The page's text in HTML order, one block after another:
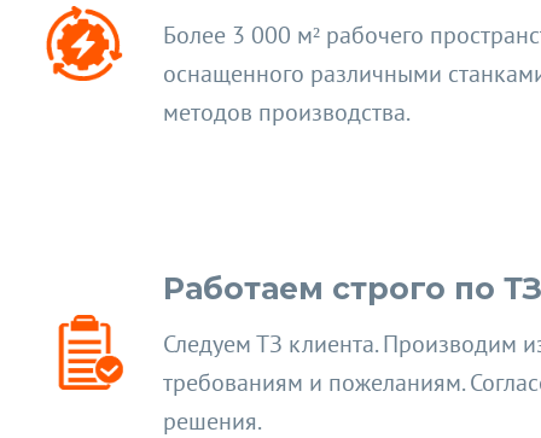
Более 3 000 м² рабочего
оснащенного различными
методов производства.
Работаем строго по ТЗ
Следуем ТЗ клиента. Производим
требованиям и пожеланиям.
решения.